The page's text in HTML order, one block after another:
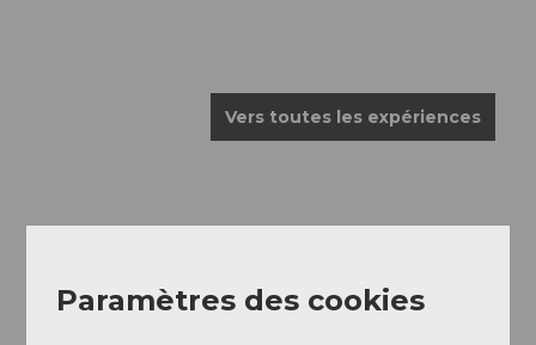
Vers toutes les expériences
Paramètres des cookies